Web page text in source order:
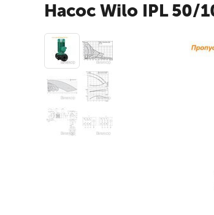
Насос Wilo IPL 50/